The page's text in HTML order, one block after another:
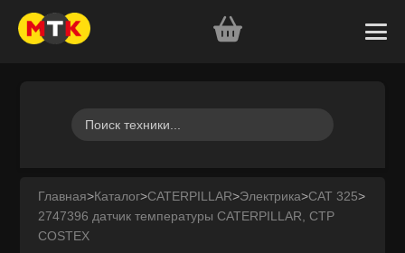
Главная>Каталог>CATERPILLAR>Электрика>CAT 325>
2747396 датчик температуры CATERPILLAR, CTP
COSTEX